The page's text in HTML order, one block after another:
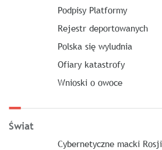
Podpisy Platformy
Rejestr deportowanych
Polska się wyludnia
Ofiary katastrofy
Wnioski o owoce
Świat
Cybernetyczne macki Rosji